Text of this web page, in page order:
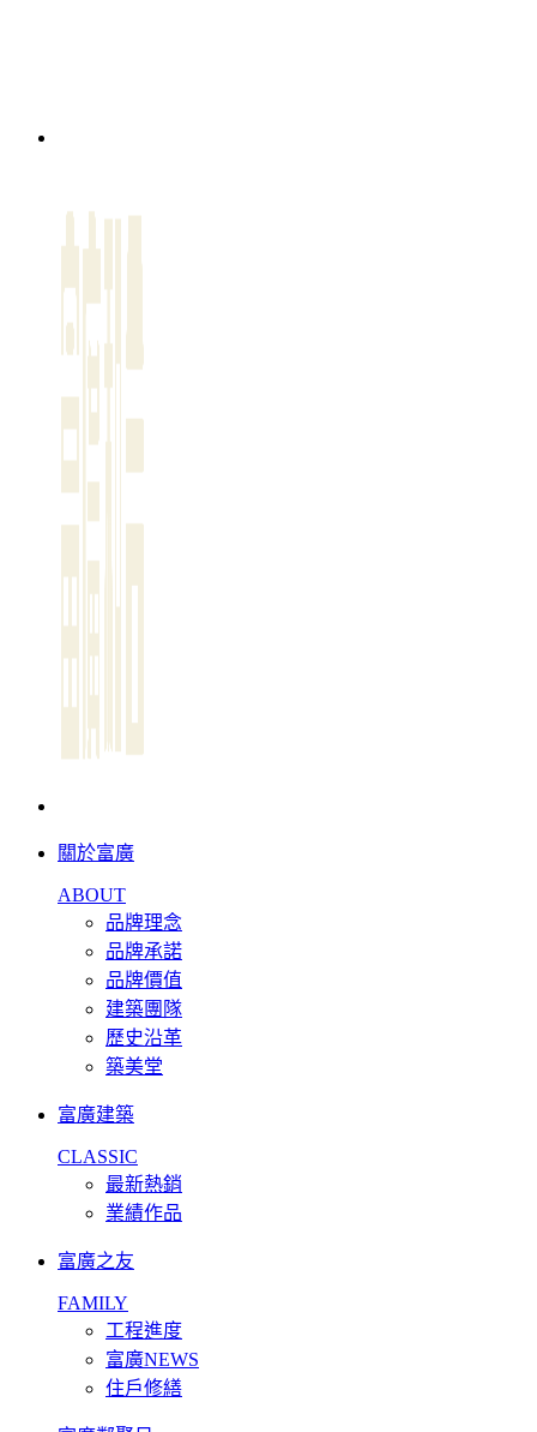
關於富廣
ABOUT
品牌理念
品牌承諾
品牌價值
建築團隊
歷史沿革
築美堂
富廣建築
CLASSIC
最新熱銷
業績作品
富廣之友
FAMILY
工程進度
富廣NEWS
住戶修繕